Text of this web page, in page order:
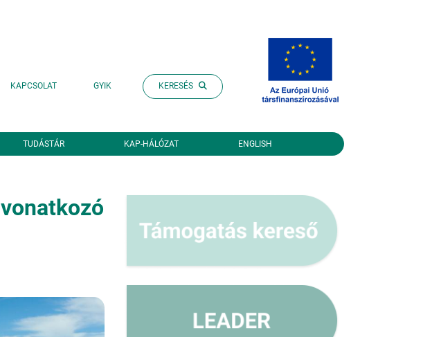
KAPCSOLAT GYIK KERESÉS
TUDÁSTÁR KAP-HÁLÓZAT ENGLISH